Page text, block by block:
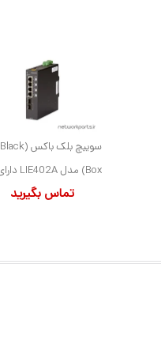
سوییچ بلک باکس (Black
تماس بگیرید